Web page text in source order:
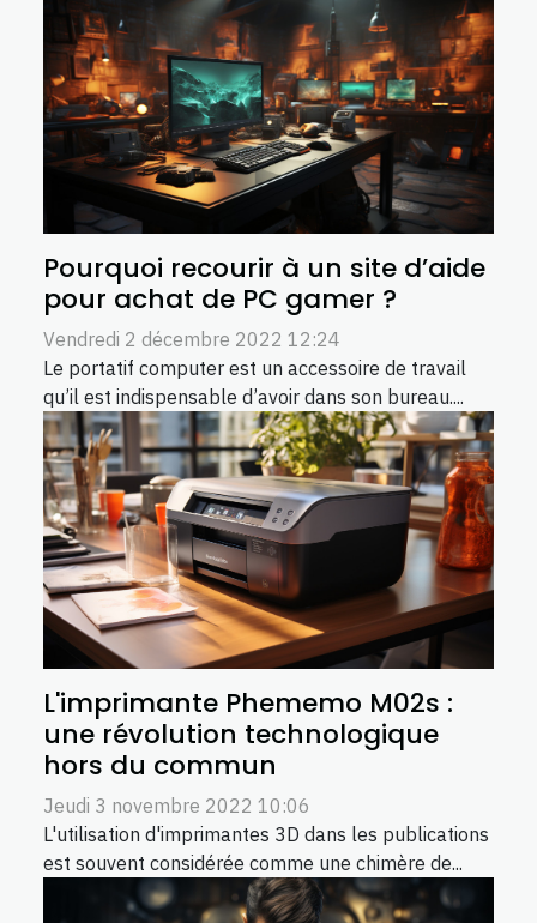
Pourquoi recourir à un site d’aide
pour achat de PC gamer ?
Vendredi 2 décembre 2022 12:24
Le portatif computer est un accessoire de travail
qu’il est indispensable d’avoir dans son bureau....
L'imprimante Phememo M02s :
une révolution technologique
hors du commun
Jeudi 3 novembre 2022 10:06
L'utilisation d'imprimantes 3D dans les publications
est souvent considérée comme une chimère de...